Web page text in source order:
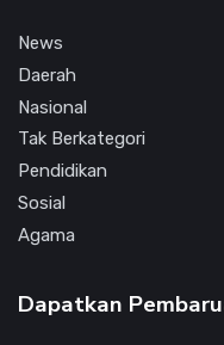
News
Daerah
Nasional
Tak Berkategori
Pendidikan
Sosial
Agama
Dapatkan